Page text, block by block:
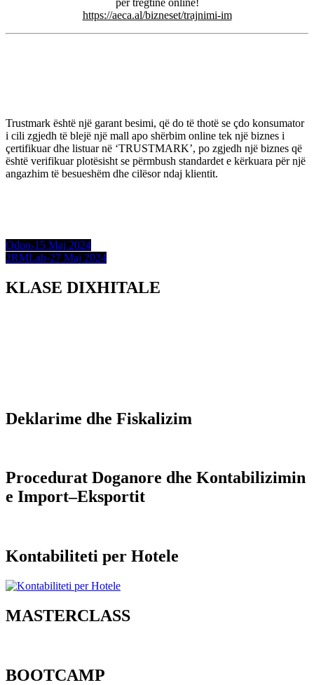
për tregtinë online!
https://aeca.al/bizneset/trajnimi-im
Trustmark është një garant besimi, që do të thotë se çdo konsumator
i cili zgjedh të blejë një mall apo shërbim online tek një biznes i
çertifikuar dhe listuar në ‘TRUSTMARK’, po zgjedh një biznes që
është verifikuar plotësisht se përmbush standardet e kërkuara për një
angazhim të besueshëm dhe cilësor ndaj klientit.
Post
navigation
Odoo-15 Maj 2024
2RMLab-27 Maj 2024
KLASE DIXHITALE
Deklarime dhe Fiskalizim
Procedurat Doganore dhe Kontabilizimin
e Import–Eksportit
Kontabiliteti per Hotele
MASTERCLASS
BOOTCAMP